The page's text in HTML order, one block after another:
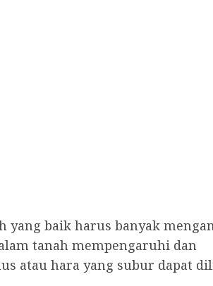
yang baik harus banyak
tanah mempengaruhi dan
atau hara yang subur dapat